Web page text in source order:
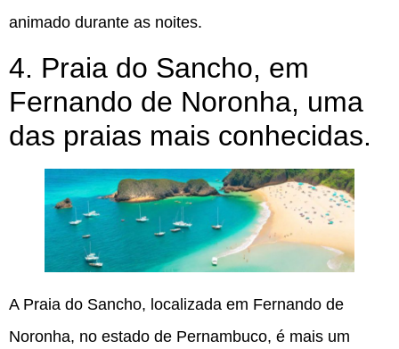
animado durante as noites.
4. Praia do Sancho, em
Fernando de Noronha, uma
das praias mais conhecidas.
A Praia do Sancho, localizada em Fernando de
Noronha, no estado de Pernambuco, é mais um